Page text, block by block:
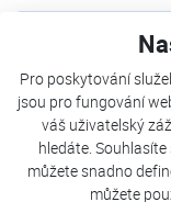
Pro poskytování
jsou pro fungování
váš uživatelský
hledáte.
můžete snadno
můžete